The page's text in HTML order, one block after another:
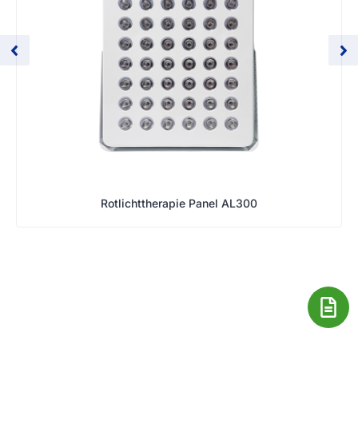
Rotlichttherapie Panel AL300